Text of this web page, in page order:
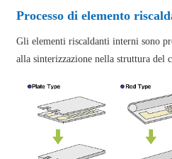
Processo di elemento
Gli elementi riscaldanti interni sono
alla sinterizzazione nella struttura del